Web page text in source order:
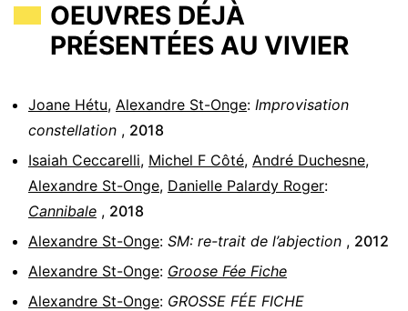
OEUVRES DÉJÀ
PRÉSENTÉES AU VIVIER
Joane Hétu, Alexandre St-Onge: Improvisation
constellation , 2018
Isaiah Ceccarelli, Michel F Côté, André Duchesne,
Alexandre St-Onge, Danielle Palardy Roger:
Cannibale , 2018
Alexandre St-Onge: SM: re-trait de l’abjection , 2012
Alexandre St-Onge: Groose Fée Fiche
Alexandre St-Onge: GROSSE FÉE FICHE